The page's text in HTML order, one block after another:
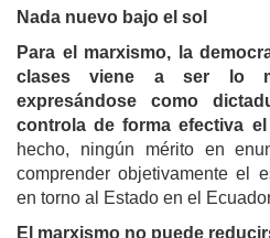
Nada nuevo bajo el sol
Para el marxismo, la
clases viene a ser lo
expresándose como
controla de forma efectiva el
hecho, ningún mérito en
comprender objetivamente el
en torno al Estado en el
El marxismo no puede